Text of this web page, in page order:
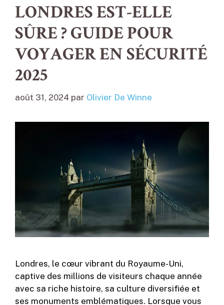
LONDRES EST-ELLE
SÛRE ? GUIDE POUR
VOYAGER EN SÉCURITÉ
2025
août 31, 2024 par Olivier De Winne
Londres, le cœur vibrant du Royaume-Uni,
captive des millions de visiteurs chaque année
avec sa riche histoire, sa culture diversifiée et
ses monuments emblématiques. Lorsque vous